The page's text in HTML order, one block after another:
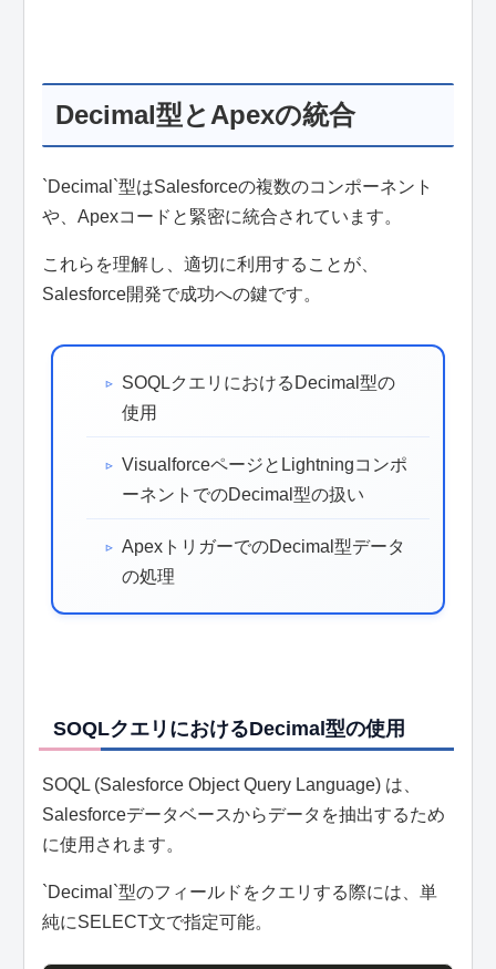
Decimal型とApexの統合
`Decimal`型はSalesforceの複数のコンポーネント
や、Apexコードと緊密に統合されています。
これらを理解し、適切に利用することが、
Salesforce開発で成功への鍵です。
SOQLクエリにおけるDecimal型の
使用
VisualforceページとLightningコンポ
ーネントでのDecimal型の扱い
ApexトリガーでのDecimal型データ
の処理
SOQLクエリにおけるDecimal型の使用
SOQL (Salesforce Object Query Language) は、
Salesforceデータベースからデータを抽出するため
に使用されます。
`Decimal`型のフィールドをクエリする際には、単
純にSELECT文で指定可能。